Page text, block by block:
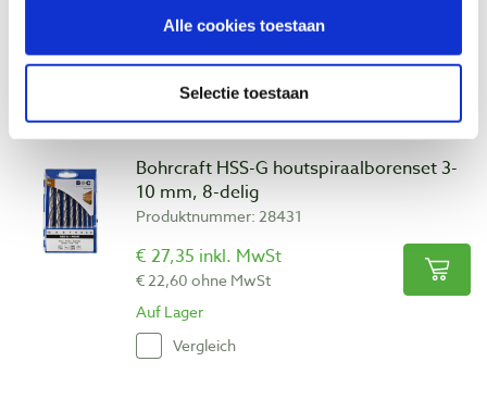
Alle cookies toestaan
Selectie toestaan
€ 126,45 ohne MwSt
Auf Lager
Vergleich
Bohrcraft HSS-G houtspiraalborenset 3-
10 mm, 8-delig
Produktnummer: 28431
€ 27,35 inkl. MwSt
€ 22,60 ohne MwSt
Auf Lager
Vergleich